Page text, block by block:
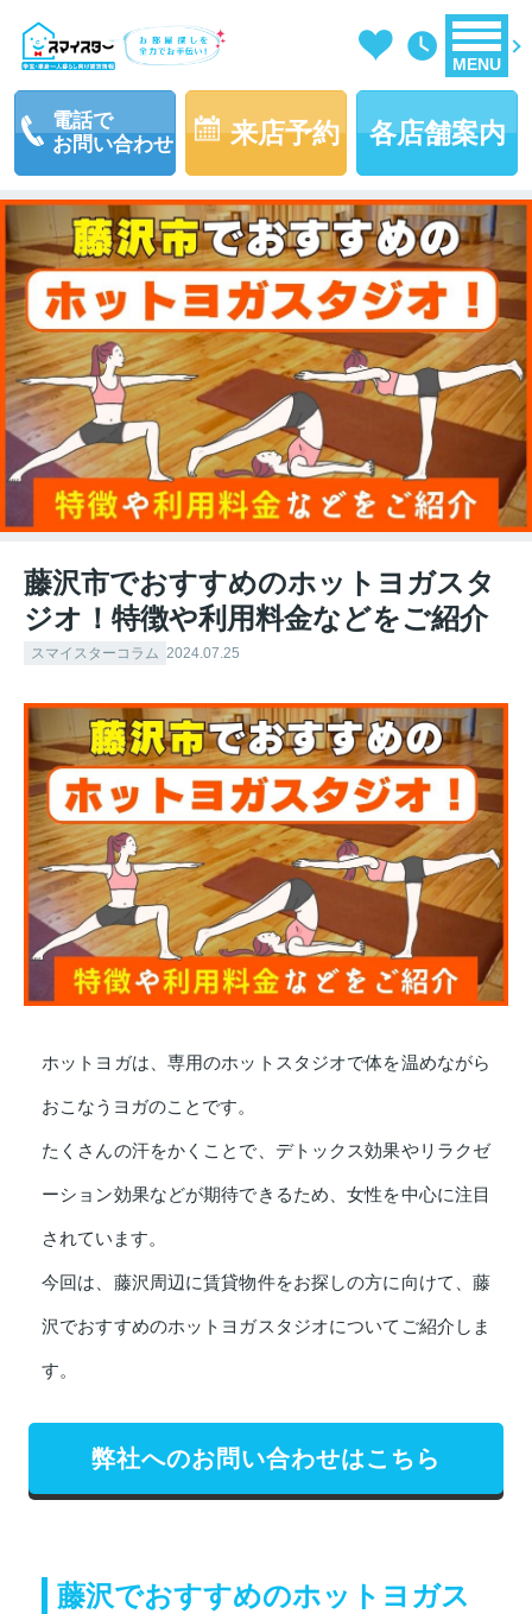
MENU
電話で
お問い合わせ
来店予約 各店舗案内
藤沢市でおすすめのホットヨガスタ
ジオ！特徴や利用料金などをご紹介
スマイスターコラム 2024.07.25
ホットヨガは、専用のホットスタジオで体を温めながら
おこなうヨガのことです。
たくさんの汗をかくことで、デトックス効果やリラクゼ
ーション効果などが期待できるため、女性を中心に注目
されています。
今回は、藤沢周辺に賃貸物件をお探しの方に向けて、藤
沢でおすすめのホットヨガスタジオについてご紹介しま
す。
弊社へのお問い合わせはこちら
藤沢でおすすめのホットヨガス